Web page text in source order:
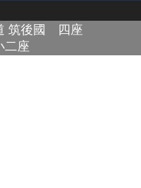
筑後國 四座
座